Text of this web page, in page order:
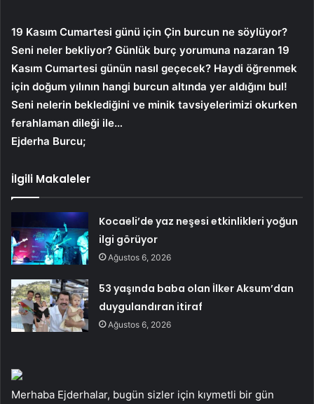
19 Kasım Cumartesi günü için Çin burcun ne söylüyor?
Seni neler bekliyor? Günlük burç yorumuna nazaran 19
Kasım Cumartesi günün nasıl geçecek? Haydi öğrenmek
için doğum yılının hangi burcun altında yer aldığını bul!
Seni nelerin beklediğini ve minik tavsiyelerimizi okurken
ferahlaman dileği ile…
Ejderha Burcu;
İlgili Makaleler
Kocaeli’de yaz neşesi etkinlikleri yoğun
ilgi görüyor
Ağustos 6, 2026
53 yaşında baba olan İlker Aksum’dan
duygulandıran itiraf
Ağustos 6, 2026
Merhaba Ejderhalar, bugün sizler için kıymetli bir gün